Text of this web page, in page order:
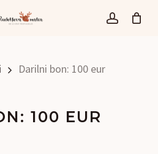
account
Darilni bon: 100 eur
100 EUR